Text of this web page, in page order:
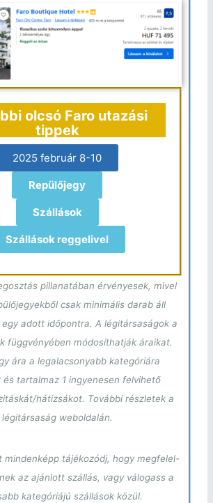
olcsó Faro utazási
tippek
2025 február 8-10
Repülőjegy
Szállások
Szállások reggelivel
pillanatában érvényesek, mivel
csak minimális darab áll
adott időpontra. A légitársaságok a
függvényében módosíthatják áraikat.
ára a legalacsonyabb kategóriára
és tartalmaz 1 ingyenesen felvihető
hátizsákot. További részletek a
légitársaság weboldalán.
mindenképp tájékozódj, hogy megfelel-
az ajánlott szállás, vagy válogass a
kategóriájú szállások közül.